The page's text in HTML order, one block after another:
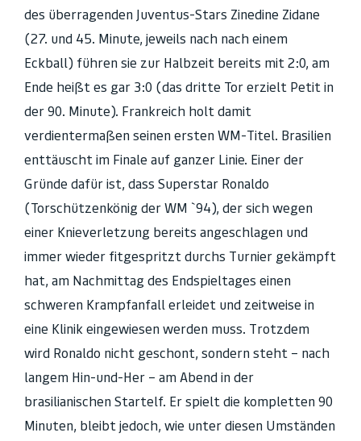
des überragenden Juventus-Stars Zinedine Zidane
(27. und 45. Minute, jeweils nach nach einem
Eckball) führen sie zur Halbzeit bereits mit 2:0, am
Ende heißt es gar 3:0 (das dritte Tor erzielt Petit in
der 90. Minute). Frankreich holt damit
verdientermaßen seinen ersten WM-Titel. Brasilien
enttäuscht im Finale auf ganzer Linie. Einer der
Gründe dafür ist, dass Superstar Ronaldo
(Torschützenkönig der WM `94), der sich wegen
einer Knieverletzung bereits angeschlagen und
immer wieder fitgespritzt durchs Turnier gekämpft
hat, am Nachmittag des Endspieltages einen
schweren Krampfanfall erleidet und zeitweise in
eine Klinik eingewiesen werden muss. Trotzdem
wird Ronaldo nicht geschont, sondern steht – nach
langem Hin-und-Her – am Abend in der
brasilianischen Startelf. Er spielt die kompletten 90
Minuten, bleibt jedoch, wie unter diesen Umständen